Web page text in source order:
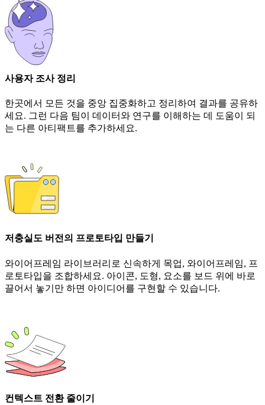
사용자 조사 정리
한곳에서 모든 것을 중앙 집중화하고 정리하여 결과를 공유하
세요. 그런 다음 팀이 데이터와 연구를 이해하는 데 도움이 되
는 다른 아티팩트를 추가하세요.
저충실도 버전의 프로토타입 만들기
와이어프레임 라이브러리로 신속하게 목업, 와이어프레임, 프
로토타입을 조합하세요. 아이콘, 도형, 요소를 보드 위에 바로
끌어서 놓기만 하면 아이디어를 구현할 수 있습니다.
컨텍스트 전환 줄이기